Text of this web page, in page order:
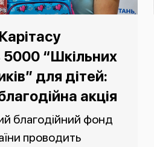
5000 “Шкільних
для дітей:
акція
благодійний фонд
проводить